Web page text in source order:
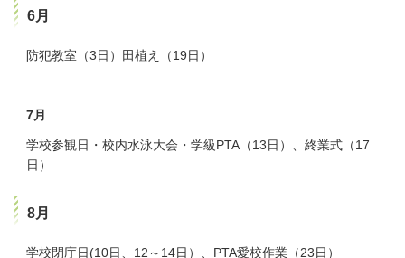
6月
防犯教室（3日）田植え（19日）
7月
学校参観日・校内水泳大会・学級PTA（13日）、終業式（17
日）
8月
学校閉庁日(10日、12～14日）、PTA愛校作業（23日）